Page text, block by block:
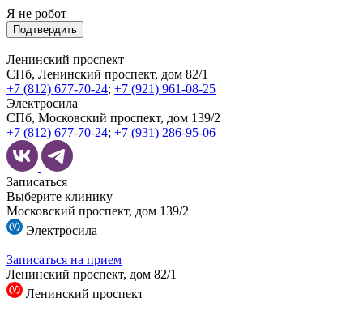
Я не робот
Подтвердить
Ленинский проспект
СПб, Ленинский проспект, дом 82/1
+7 (812) 677-70-24; +7 (921) 961-08-25
Электросила
СПб, Московский проспект, дом 139/2
+7 (812) 677-70-24; +7 (931) 286-95-06
Записаться
Выберите клинику
Московский проспект, дом 139/2
Электросила
Записаться на прием
Ленинский проспект, дом 82/1
Ленинский проспект